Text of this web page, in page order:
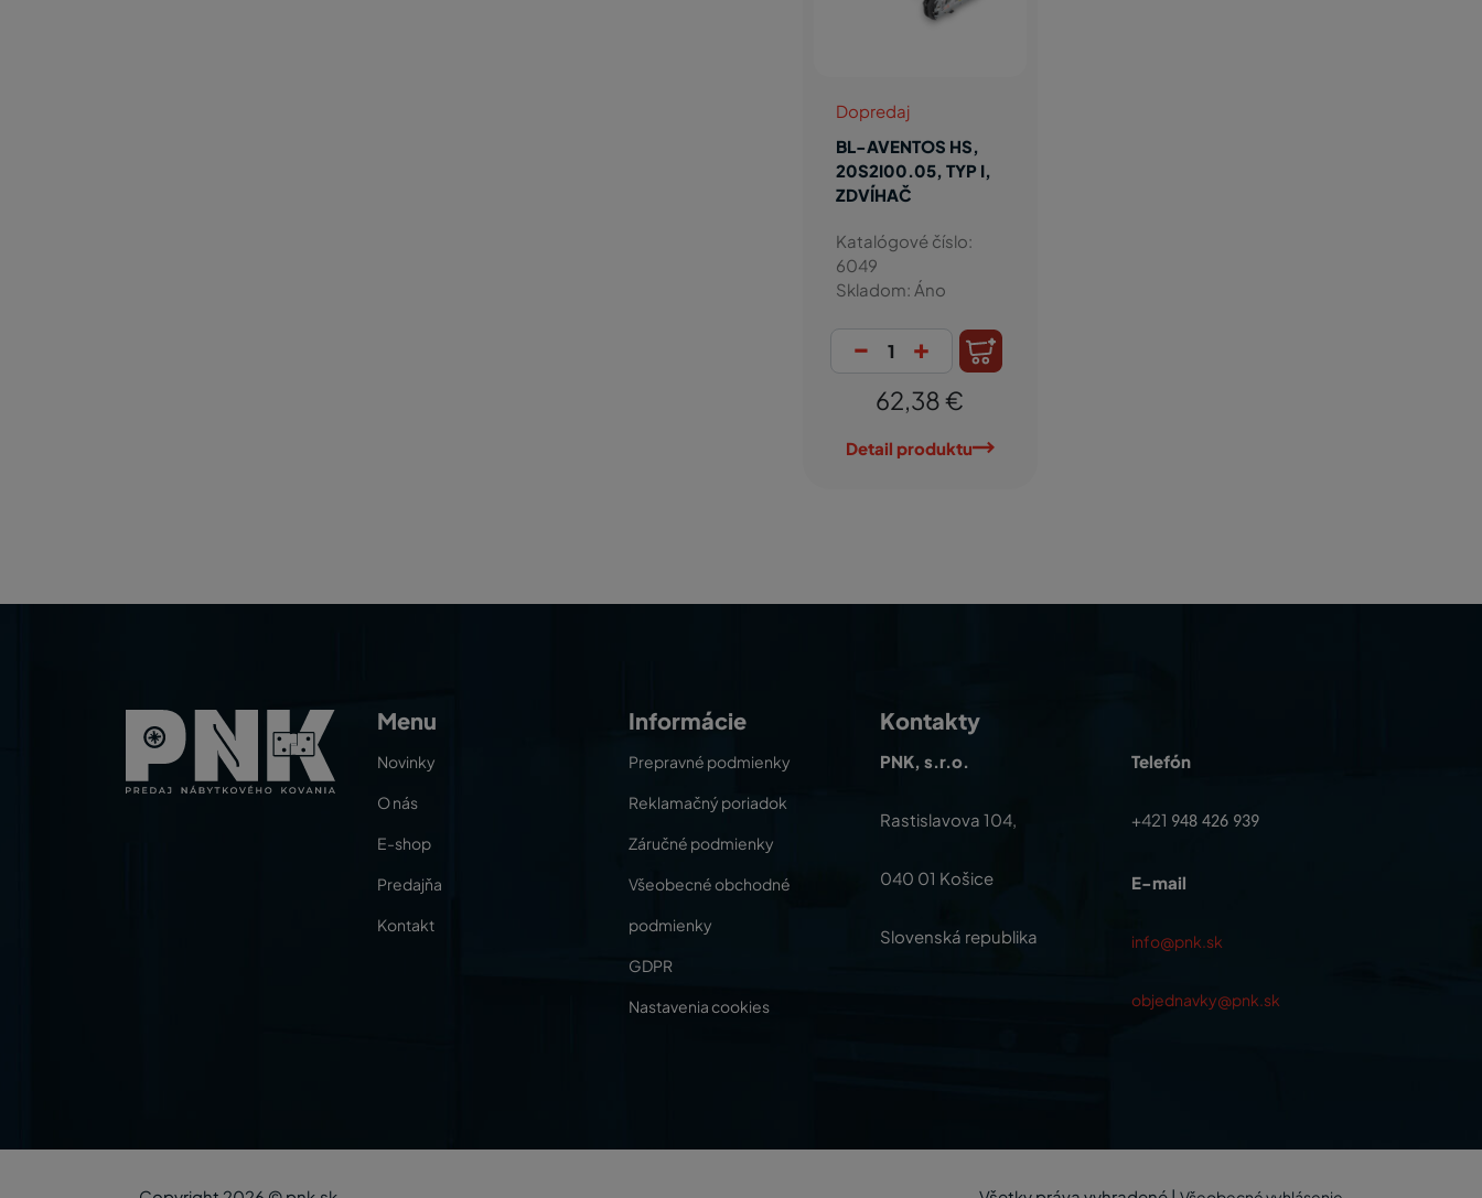
Dopredaj
BL-AVENTOS HS,
20S2I00.05, TYP I,
ZDVÍHAČ
Katalógové číslo:
6049
Skladom: Áno
- +
62,38 €
Detail produktu
Menu
Novinky
O nás
E-shop
Predajňa
Kontakt
Informácie
Prepravné podmienky
Reklamačný poriadok
Záručné podmienky
Všeobecné obchodné
podmienky
GDPR
Nastavenia cookies
Kontakty
PNK, s.r.o.
Rastislavova 104,
040 01 Košice
Slovenská republika
Telefón
+421 948 426 939
E-mail
info@pnk.sk
objednavky@pnk.sk